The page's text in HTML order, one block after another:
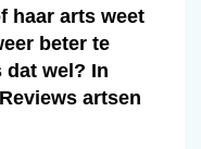
haar arts weet
beter te
dat wel? In
artsen